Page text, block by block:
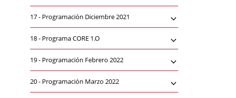
17 - Programación Diciembre 2021
18 - Programa CORE 1.O
19 - Programación Febrero 2022
20 - Programación Marzo 2022